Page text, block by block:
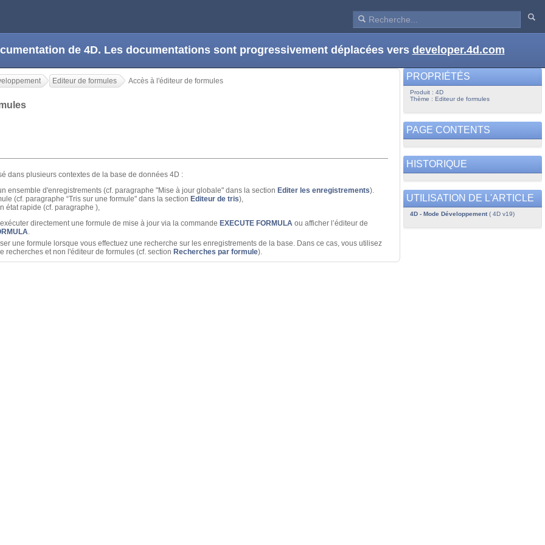
de 4D. Les documentations sont progressivement déplacées vers developer.4d.com
Editeur de formules Accès à l'éditeur de formules
dans plusieurs contextes de la base de données 4D :
ensemble d'enregistrements (cf. paragraphe "Mise à jour globale" dans la section Editer les enregistrements).
(cf. paragraphe “Tris sur une formule" dans la section Editeur de tris),
état rapide (cf. paragraphe ),
directement une formule de mise à jour via la commande EXECUTE FORMULA ou afficher l’éditeur de
.
une formule lorsque vous effectuez une recherche sur les enregistrements de la base. Dans ce cas, vous utilisez
recherches et non l'éditeur de formules (cf. section Recherches par formule).
PROPRIÉTÉS
Produit : 4D
Thème : Editeur de formules
PAGE CONTENTS
HISTORIQUE
UTILISATION DE L'ARTICLE
4D - Mode Développement( 4D v19)